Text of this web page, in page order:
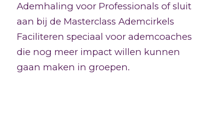
Ademhaling voor Professionals of sluit
aan bij de Masterclass Ademcirkels
Faciliteren speciaal voor ademcoaches
die nog meer impact willen kunnen
gaan maken in groepen.